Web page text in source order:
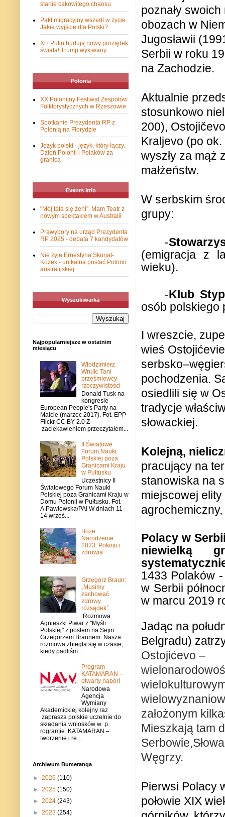
poznały
obozach w
Jugosławii
Serbii w roku
na Zachodzie.
Aktualnie
stosunkowo
200),
Kraljevo (po
wyszły za mąż
małżeństw.
W serbskim
grupy:
-
(emigracja z
wieku).
-Klub
osób polskiego
I wreszcie,
wieś
pochodzenia.
osiedlili się w
tradycje
słowackiej.
Kolejną,
pracujący na
stanowiska na
miejscowej elity
Polacy w
niewielką
1433 Polaków
w Serbii
w marcu 2019
Jadąc na
Belgradu)
Ostojićevo –
założonym
Mieszkają tam
Węgrzy.
Pierwsi Polacy
połowie XIX
stanie cakowitego chaosu
Pakt migracyjny wszedł w życie.
Jakie wyjście dla Polski?
Xi i Putin budują nowy porządek
świata! Trump wykiwany
Polonia
XX Polonijny Festiwal Zespołów
Folklorystycznych w Rzeszowie
Spotkanie Prezydenta RP z
Polonią na Florydzie
Język polski - język, który łączy.
Dzień Polonii i Polaków za
granicą
Events Info
"Mój tata się żeni". Mam Teatr z
nowym spektaklem w Australii
Prawybory na urząd Prezydenta
RP 2025 - debata 7 kandydatów
Nie żyje Ernestyna Skurjat-
Kozek - unikalna postać Polonii
australijskiej
Wyszukiwarka
Najpopularniejsze w ostatnim
miesiącu
Włodzimierz
Wnuk: Tani
prześmiewcy
rzeczywistości
Donald Tusk na
kongresie
European People's Party na
Malcie (marzec 2017). Fot. EPP
Flickr CC BY 2.0 Z
zaciekawieniem przeczytałem...
II Światowe
Forum Nauki
Polskiej poza
Granicami Kraju
w Pułtusku
Uczestnicy II
Światowego Forum Nauki
Polskiej poza Granicami Kraju w
Domu Polonii w Pułtusku. Fot.
A.Pawłowska/PAI W dniach 11-
14 wrześ...
Boże
Narodzenie
2023: Pokoju i
zdrowia
Grzegorz Braun:
„Musimy
zachować
zdrowy
rozsądek”
Rozmowa
Agnieszki Piwar z "Myśli
Polskiej" z posłem na Sejm
Grzegorzem Braunem. Nasza
rozmowa zbiegła się w czasie,
kiedy padliśm...
Program
KATAMARAN –
otwarty nabór!
Narodowa
Agencja
Wymiany
Akademickiej kolejny raz
zaprasza polskie uczelnie do
składania wniosków w p
rogramie KATAMARAN –
tworzenie i re...
Archiwum Bumeranga
► 2026 (110)
► 2025 (150)
► 2024 (243)
► 2023 (254)